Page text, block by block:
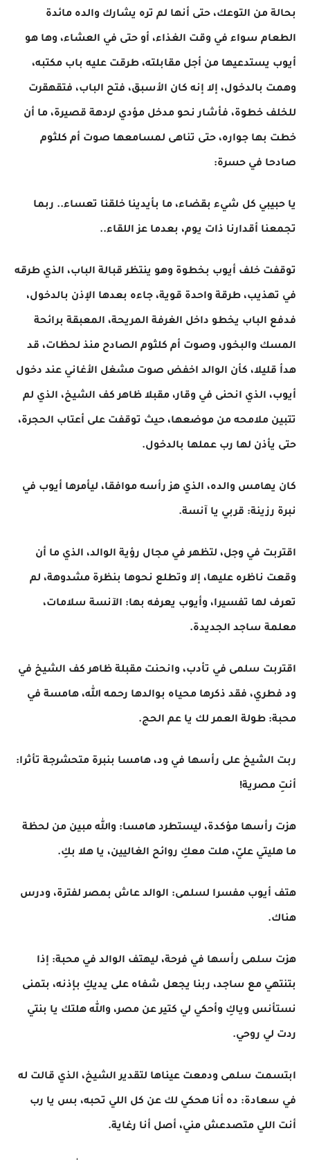
بحالة من التوعك، حتى أنها لم تره يشارك والده مائدة
الطعام سواء في وقت الغذاء، أو حتى في العشاء، وها هو
أيوب يستدعيها من أجل مقابلته، طرقت عليه باب مكتبه،
وهمت بالدخول، إلا إنه كان الأسبق، فتح الباب، فتقهقرت
للخلف خطوة، فأشار نحو مدخل مؤدي لردهة قصيرة، ما أن
خطت بها جواره، حتى تناهى لمسامعها صوت أم كلثوم
صادحا في حسرة:
يا حبيبي كل شيء بقضاء، ما بأيدينا خلقنا تعساء.. ربما
تجمعنا أقدارنا ذات يوم، بعدما عز اللقاء..
توقفت خلف أيوب بخطوة وهو ينتظر قبالة الباب، الذي طرقه
في تهذيب، طرقة واحدة قوية، جاءه بعدها الإذن بالدخول،
فدفع الباب يخطو داخل الغرفة المريحة، المعبقة برائحة
المسك والبخور، وصوت أم كلثوم الصادح منذ لحظات، قد
هدأ قليلا، كأن الوالد اخفض صوت مشغل الأغاني عند دخول
أيوب، الذي انحنى في وقار، مقبلا ظاهر كف الشيخ، الذي لم
تتبين ملامحه من موضعها، حيث توقفت على أعتاب الحجرة،
حتى يأذن لها رب عملها بالدخول.
كان يهامس والده، الذي هز رأسه موافقا، ليأمرها أيوب في
نبرة رزينة: قربي يا آنسة.
اقتربت في وجل، لتظهر في مجال رؤية الوالد، الذي ما أن
وقعت ناظره عليها، إلا وتطلع نحوها بنظرة مشدوهة، لم
تعرف لها تفسيرا، وأيوب يعرفه بها: الآنسة سلامات،
معلمة ساجد الجديدة.
اقتربت سلمى في تأدب، وانحنت مقبلة ظاهر كف الشيخ في
ود فطري، فقد ذكرها محياه بوالدها رحمه الله، هامسة في
محبة: طولة العمر لك يا عم الحج.
ربت الشيخ على رأسها في ود، هامسا بنبرة متحشرجة تأثرا:
أنتِ مصرية!
هزت رأسها مؤكدة، ليستطرد هامسا: والله مبين من لحظة
ما هليتي عليّ، هلت معكِ روائح الغاليين، يا هلا بكِ.
هتف أيوب مفسرا لسلمى: الوالد عاش بمصر لفترة، ودرس
هناك.
هزت سلمى رأسها في فرحة، ليهتف الوالد في محبة: إذا
بتنتهي مع ساجد، ربنا يجعل شفاه على يديكِ بإذنه، بتمنى
نستأنس وياكِ وأحكي لي كتير عن مصر، والله هلتك يا بنتي
ردت لي روحي.
ابتسمت سلمى ودمعت عيناها لتقدير الشيخ، الذي قالت له
في سعادة: ده أنا هحكي لك عن كل اللي تحبه، بس يا رب
أنت اللي متصدعش مني، أصل أنا رغاية.